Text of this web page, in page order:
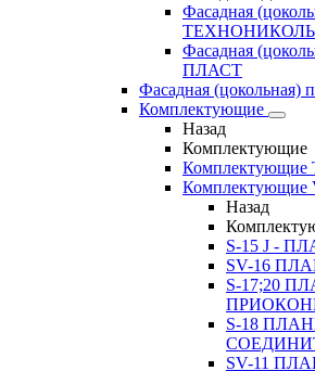
Фасадная
ТЕХНОНИКОЛЬ
Фасадная
ПЛАСТ
Фасадная (цокольная)
Комплектующие
Назад
Комплектующие
Комплектующие
Комплектующие
Назад
S-15 J -
SV-16
S-17;20
S-18
SV-11